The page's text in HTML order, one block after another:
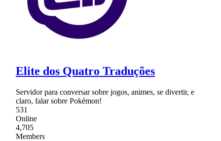
Elite dos Quatro Traduções
Servidor para conversar sobre jogos, animes, se divertir, e
claro, falar sobre Pokémon!
531
Online
4,705
Members